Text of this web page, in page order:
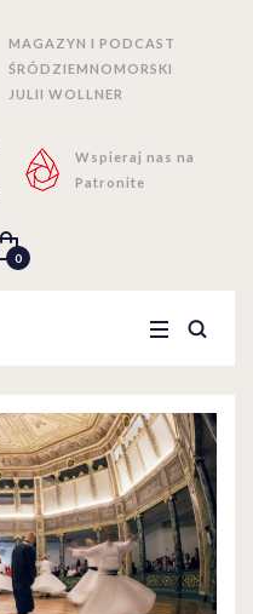
MAGAZYN I PODCAST
ŚRÓDZIEMNOMORSKI
JULII WOLLNER
Wspieraj nas na
Patronite
0